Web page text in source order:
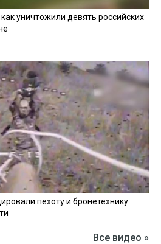
уничтожили девять российских
пехоту и бронетехнику
Все видео »